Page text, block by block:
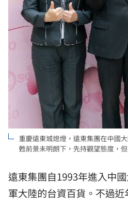
台彩父親節推新刮刮樂千萬頭
「拍片人的多重宇宙」職涯論
8國球員齊聚高雄 Formosa
理想混蛋號召粉絲跨海追星吃
重慶遠東城熄燈，遠東集團在中國
甦前景未明朗下，先持觀望態度，
遠東集團自1993年進入中
軍大陸的台資百貨。不過